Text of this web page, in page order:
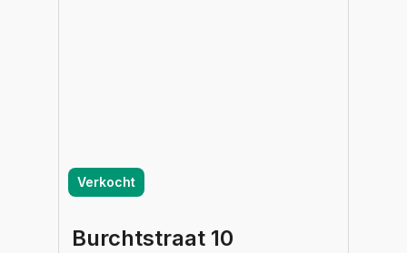
Verkocht
Burchtstraat 10